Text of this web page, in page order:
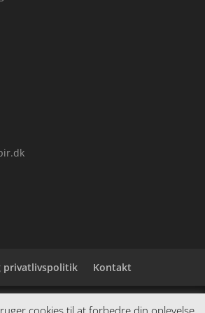
privatlivspolitik Kontakt
samler et bredt udvalg af
cookies til at forbedre din oplevelse.